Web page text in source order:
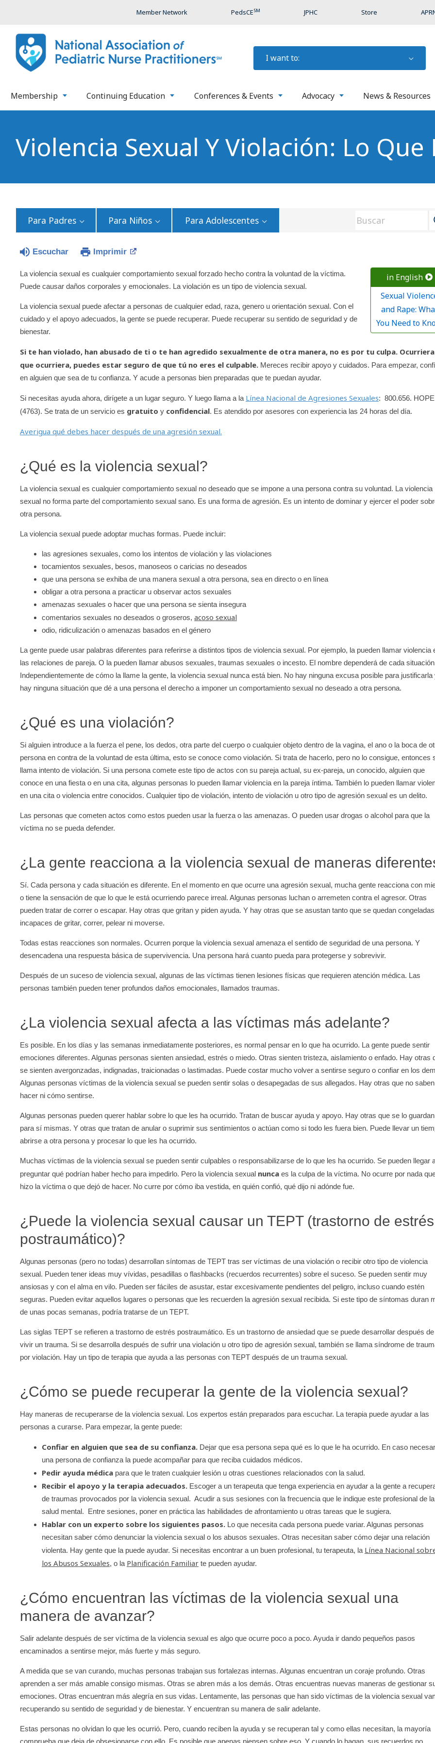
Member Network PedsCESM JPHC Store
I want to:
Membership Continuing Education Conferences & Events Advocacy News & Resources
Violencia Sexual Y Violación: Lo Que
Para Padres Para Niños Para Adolescentes
Escuchar Imprimir
in English
Sexual
and Rape:
You Need to
La violencia sexual es cualquier comportamiento sexual forzado hecho contra la voluntad de la víctima.
Puede causar daños corporales y emocionales. La violación es un tipo de violencia sexual.
La violencia sexual puede afectar a personas de cualquier edad, raza, genero u orientación sexual. Con el
cuidado y el apoyo adecuados, la gente se puede recuperar. Puede recuperar su sentido de seguridad y de
bienestar.
Si te han violado, han abusado de ti o te han agredido sexualmente de otra manera, no es por tu culpa.
que ocurriera, puedes estar seguro de que tú no eres el culpable. Mereces recibir apoyo y cuidados. Para empezar,
en alguien que sea de tu confianza. Y acude a personas bien preparadas que te puedan ayudar.
Si necesitas ayuda ahora, dirígete a un lugar seguro. Y luego llama a la Línea Nacional de Agresiones Sexuales: 800.656. HOPE
(4763). Se trata de un servicio es gratuito y confidencial. Es atendido por asesores con experiencia las 24 horas del día.
Averigua qué debes hacer después de una agresión sexual.
¿Qué es la violencia sexual?
La violencia sexual es cualquier comportamiento sexual no deseado que se impone a una persona contra su voluntad. La violencia
sexual no forma parte del comportamiento sexual sano. Es una forma de agresión. Es un intento de dominar y ejercer el poder
otra persona.
La violencia sexual puede adoptar muchas formas. Puede incluir:
las agresiones sexuales, como los intentos de violación y las violaciones
tocamientos sexuales, besos, manoseos o caricias no deseados
que una persona se exhiba de una manera sexual a otra persona, sea en directo o en línea
obligar a otra persona a practicar u observar actos sexuales
amenazas sexuales o hacer que una persona se sienta insegura
comentarios sexuales no deseados o groseros, acoso sexual
odio, ridiculización o amenazas basados en el género
La gente puede usar palabras diferentes para referirse a distintos tipos de violencia sexual. Por ejemplo, la pueden llamar violencia
las relaciones de pareja. O la pueden llamar abusos sexuales, traumas sexuales o incesto. El nombre dependerá de cada
Independientemente de cómo la llame la gente, la violencia sexual nunca está bien. No hay ninguna excusa posible para justificarla
hay ninguna situación que dé a una persona el derecho a imponer un comportamiento sexual no deseado a otra persona.
¿Qué es una violación?
Si alguien introduce a la fuerza el pene, los dedos, otra parte del cuerpo o cualquier objeto dentro de la vagina, el ano o la boca de
persona en contra de la voluntad de esta última, esto se conoce como violación. Si trata de hacerlo, pero no lo consigue, entonces
llama intento de violación. Si una persona comete este tipo de actos con su pareja actual, su ex-pareja, un conocido, alguien que
conoce en una fiesta o en una cita, algunas personas lo pueden llamar violencia en la pareja íntima. También lo pueden llamar
en una cita o violencia entre conocidos. Cualquier tipo de violación, intento de violación u otro tipo de agresión sexual es un delito.
Las personas que cometen actos como estos pueden usar la fuerza o las amenazas. O pueden usar drogas o alcohol para que la
víctima no se pueda defender.
¿La gente reacciona a la violencia sexual de maneras
Sí. Cada persona y cada situación es diferente. En el momento en que ocurre una agresión sexual, mucha gente reacciona con
o tiene la sensación de que lo que le está ocurriendo parece irreal. Algunas personas luchan o arremeten contra el agresor. Otras
pueden tratar de correr o escapar. Hay otras que gritan y piden ayuda. Y hay otras que se asustan tanto que se quedan
incapaces de gritar, correr, pelear ni moverse.
Todas estas reacciones son normales. Ocurren porque la violencia sexual amenaza el sentido de seguridad de una persona. Y
desencadena una respuesta básica de supervivencia. Una persona hará cuanto pueda para protegerse y sobrevivir.
Después de un suceso de violencia sexual, algunas de las víctimas tienen lesiones físicas que requieren atención médica. Las
personas también pueden tener profundos daños emocionales, llamados traumas.
¿La violencia sexual afecta a las víctimas más adelante?
Es posible. En los días y las semanas inmediatamente posteriores, es normal pensar en lo que ha ocurrido. La gente puede sentir
emociones diferentes. Algunas personas sienten ansiedad, estrés o miedo. Otras sienten tristeza, aislamiento o enfado. Hay otras
se sienten avergonzadas, indignadas, traicionadas o lastimadas. Puede costar mucho volver a sentirse seguro o confiar en los
Algunas personas víctimas de la violencia sexual se pueden sentir solas o desapegadas de sus allegados. Hay otras que no
hacer ni cómo sentirse.
Algunas personas pueden querer hablar sobre lo que les ha ocurrido. Tratan de buscar ayuda y apoyo. Hay otras que se lo guardan
para sí mismas. Y otras que tratan de anular o suprimir sus sentimientos o actúan como si todo les fuera bien. Puede llevar un
abrirse a otra persona y procesar lo que les ha ocurrido.
Muchas víctimas de la violencia sexual se pueden sentir culpables o responsabilizarse de lo que les ha ocurrido. Se pueden llegar
preguntar qué podrían haber hecho para impedirlo. Pero la violencia sexual nunca es la culpa de la víctima. No ocurre por nada
hizo la víctima o que dejó de hacer. No curre por cómo iba vestida, en quién confió, qué dijo ni adónde fue.
¿Puede la violencia sexual causar un TEPT (trastorno de estrés
postraumático)?
Algunas personas (pero no todas) desarrollan síntomas de TEPT tras ser víctimas de una violación o recibir otro tipo de violencia
sexual. Pueden tener ideas muy vívidas, pesadillas o flashbacks (recuerdos recurrentes) sobre el suceso. Se pueden sentir muy
ansiosas y con el alma en vilo. Pueden ser fáciles de asustar, estar excesivamente pendientes del peligro, incluso cuando estén
seguras. Pueden evitar aquellos lugares o personas que les recuerden la agresión sexual recibida. Si este tipo de síntomas duran
de unas pocas semanas, podría tratarse de un TEPT.
Las siglas TEPT se refieren a trastorno de estrés postraumático. Es un trastorno de ansiedad que se puede desarrollar después de
vivir un trauma. Si se desarrolla después de sufrir una violación u otro tipo de agresión sexual, también se llama síndrome de
por violación. Hay un tipo de terapia que ayuda a las personas con TEPT después de un trauma sexual.
¿Cómo se puede recuperar la gente de la violencia sexual?
Hay maneras de recuperarse de la violencia sexual. Los expertos están preparados para escuchar. La terapia puede ayudar a las
personas a curarse. Para empezar, la gente puede:
Confiar en alguien que sea de su confianza. Dejar que esa persona sepa qué es lo que le ha ocurrido. En caso
una persona de confianza la puede acompañar para que reciba cuidados médicos.
Pedir ayuda médica para que le traten cualquier lesión u otras cuestiones relacionados con la salud.
Recibir el apoyo y la terapia adecuados. Escoger a un terapeuta que tenga experiencia en ayudar a la gente a
de traumas provocados por la violencia sexual. Acudir a sus sesiones con la frecuencia que le indique este profesional de la
salud mental. Entre sesiones, poner en práctica las habilidades de afrontamiento u otras tareas que le sugiera.
Hablar con un experto sobre los siguientes pasos. Lo que necesita cada persona puede variar. Algunas personas
necesitan saber cómo denunciar la violencia sexual o los abusos sexuales. Otras necesitan saber cómo dejar una relación
violenta. Hay gente que la puede ayudar. Si necesitas encontrar a un buen profesional, tu terapeuta, la Línea Nacional
los Abusos Sexuales, o la Planificación Familiar te pueden ayudar.
¿Cómo encuentran las víctimas de la violencia sexual una
manera de avanzar?
Salir adelante después de ser víctima de la violencia sexual es algo que ocurre poco a poco. Ayuda ir dando pequeños pasos
encaminados a sentirse mejor, más fuerte y más seguro.
A medida que se van curando, muchas personas trabajan sus fortalezas internas. Algunas encuentran un coraje profundo. Otras
aprenden a ser más amable consigo mismas. Otras se abren más a los demás. Otras encuentras nuevas maneras de gestionar
emociones. Otras encuentran más alegría en sus vidas. Lentamente, las personas que han sido víctimas de la violencia sexual
recuperando su sentido de seguridad y de bienestar. Y encuentran su manera de salir adelante.
Estas personas no olvidan lo que les ocurrió. Pero, cuando reciben la ayuda y se recuperan tal y como ellas necesitan, la mayoría
comprueba que deja de obsesionarse con ello. Es posible que apenas piensen sobre eso. Y cuando lo hagan, sus recuerdos no